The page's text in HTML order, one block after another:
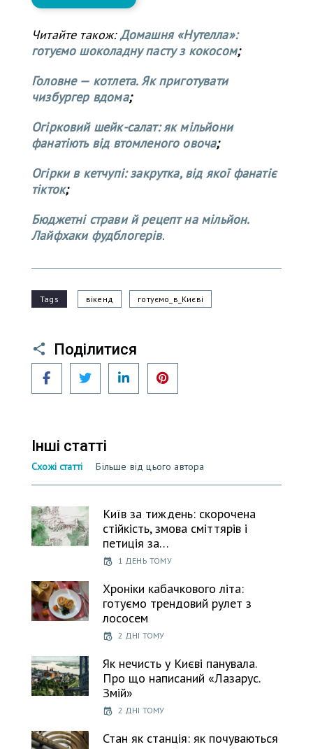
Читайте також:Домашня «Нутелла»:
готуємо шоколадну пасту з кокосом;
Головне — котлета. Як приготувати
чизбургер вдома;
Огірковий шейк-салат: як мільйони
фанатіють від втомленого овоча;
Огірки в кетчупі: закрутка, від якої фанатіє
тікток;
Бюджетні страви й рецепт на мільйон.
Лайфхаки фудблогерів.
Tags вікенд готуємо_в_Києві
Поділитися
FacebookTwitter LinkedIn
Інші статті
Схожі статті Більше від цього автора
Київ за тиждень: скорочена
стійкість, змова сміттярів і
петиція за…
1 ДЕНЬ ТОМУ
Хроніки кабачкового літа:
готуємо трендовий рулет з
лососем
2 ДНІ ТОМУ
Як нечисть у Києві панувала.
Про що написаний «Лазарус.
Змій»
2 ДНІ ТОМУ
Стан як станція: як почуваються